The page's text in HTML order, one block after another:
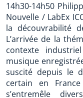
14h30-14h50
Nouvelle / LabEx
la découvrabilité
L’arrivée de la
contexte
musique
suscité depuis le
certain en
s’entremêle